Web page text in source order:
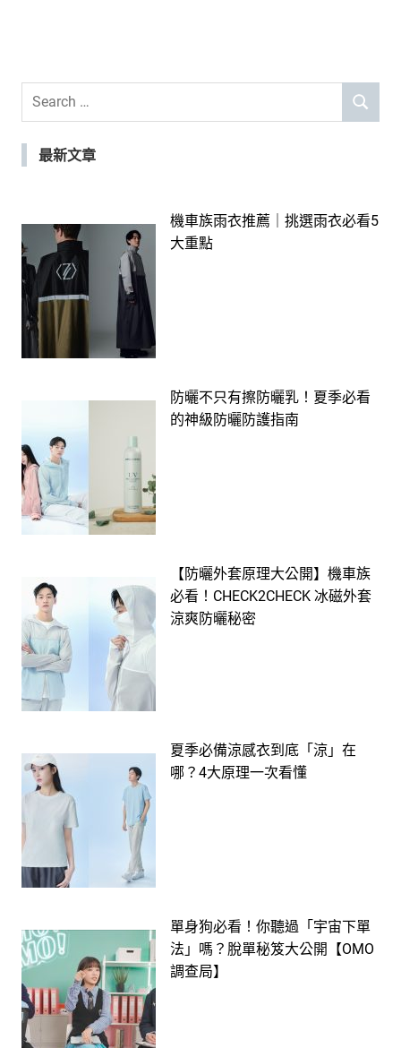
Search
SEARCH
最新文章
機車族雨衣推薦｜挑選雨衣必看5
大重點
防曬不只有擦防曬乳！夏季必看
的神級防曬防護指南
【防曬外套原理大公開】機車族
必看！CHECK2CHECK 冰磁外套
涼爽防曬秘密
夏季必備涼感衣到底「涼」在
哪？4大原理一次看懂
單身狗必看！你聽過「宇宙下單
法」嗎？脫單秘笈大公開【OMO
調查局】